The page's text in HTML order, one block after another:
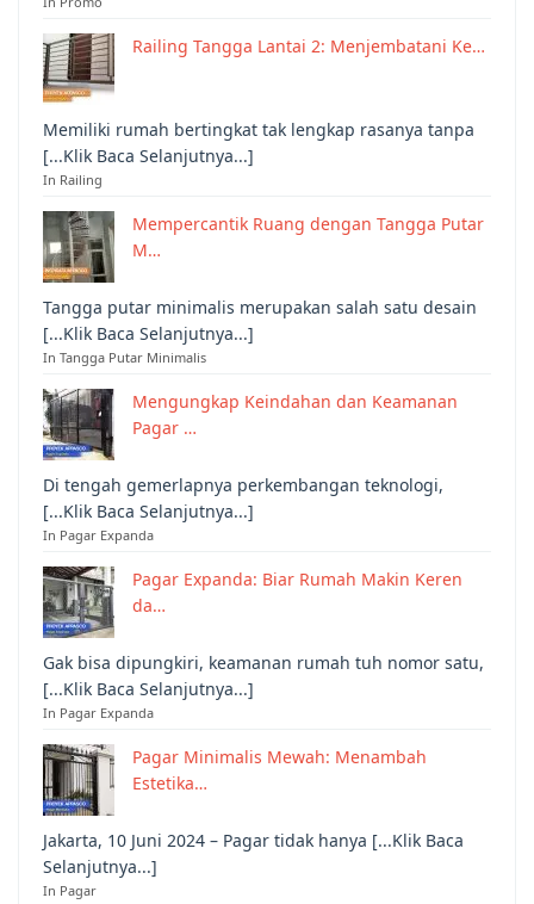
Railing Tangga Lantai 2: Menjembatani Ke…
Memiliki rumah bertingkat tak lengkap rasanya tanpa
[...Klik Baca Selanjutnya...]
In Railing
Mempercantik Ruang dengan Tangga Putar
M…
Tangga putar minimalis merupakan salah satu desain
[...Klik Baca Selanjutnya...]
In Tangga Putar Minimalis
Mengungkap Keindahan dan Keamanan
Pagar …
Di tengah gemerlapnya perkembangan teknologi,
[...Klik Baca Selanjutnya...]
In Pagar Expanda
Pagar Expanda: Biar Rumah Makin Keren
da…
Gak bisa dipungkiri, keamanan rumah tuh nomor satu,
[...Klik Baca Selanjutnya...]
In Pagar Expanda
Pagar Minimalis Mewah: Menambah
Estetika…
Jakarta, 10 Juni 2024 – Pagar tidak hanya [...Klik Baca
Selanjutnya...]
In Pagar